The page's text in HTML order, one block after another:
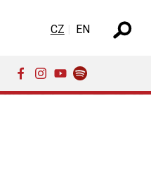
Zvolte jazyk
CZ EN